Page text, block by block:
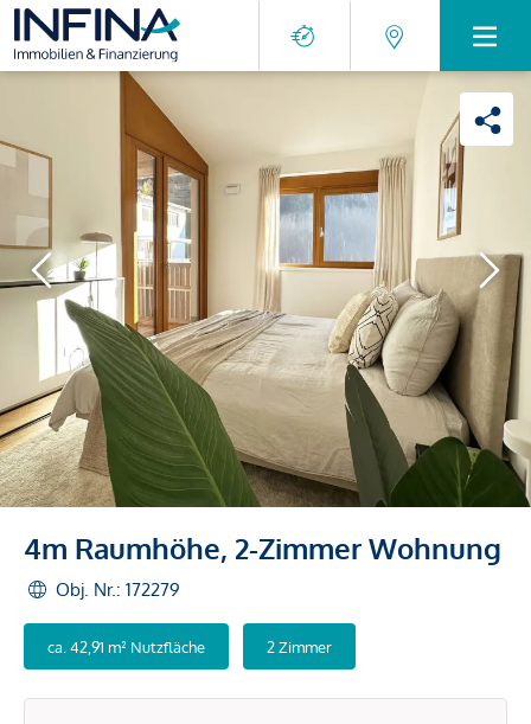
4m Raumhöhe, 2-Zimmer Wohnung
Obj. Nr.: 172279
ca. 42,91 m² Nutzfläche 2 Zimmer